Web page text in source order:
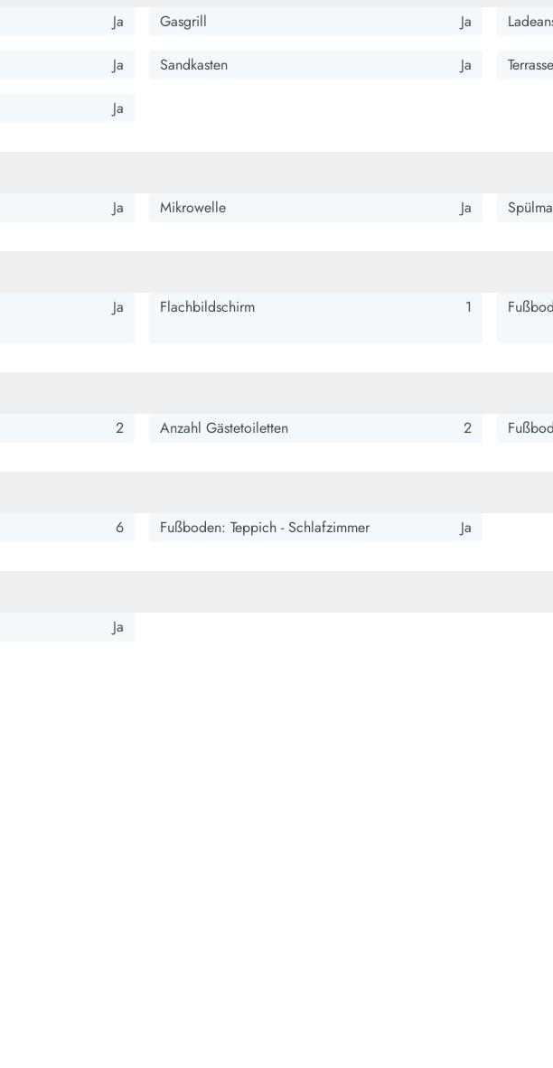
Ja Gasgrill Ja
Ja Sandkasten Ja
Ja
Ja Mikrowelle Ja
Ja Flachbildschirm 1
2 Anzahl Gästetoiletten 2
6 Fußboden: Teppich - Schlafzimmer Ja
Ja